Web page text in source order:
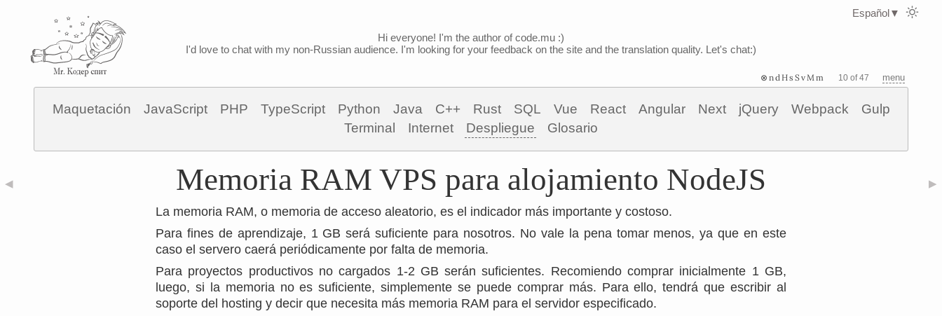
Hi everyone! I'm the author of code.mu :)
I'd love to chat with my non-Russian audience. I'm looking for your feedback on the site and the translation quality. Let's chat:)
⊗ndHsSvMm 10 of 47 menu
Maquetación JavaScript PHP TypeScript Python Java C++ Rust SQL Vue React Angular Next jQuery Webpack
Gulp
Terminal
Internet Despliegue Glosario
◀ ▶
Memoria RAM VPS para alojamiento NodeJS
La memoria RAM, o memoria de acceso aleatorio, es el indicador más importante y costoso.
Para fines de aprendizaje, 1 GB será suficiente para nosotros. No vale la pena tomar menos, ya que en este
caso el servero caerá periódicamente por falta de memoria.
Para proyectos productivos no cargados 1-2 GB serán suficientes. Recomiendo comprar inicialmente 1 GB,
luego, si la memoria no es suficiente, simplemente se puede comprar más. Para ello, tendrá que escribir al
soporte del hosting y decir que necesita más memoria RAM para el servidor especificado.
Español▼